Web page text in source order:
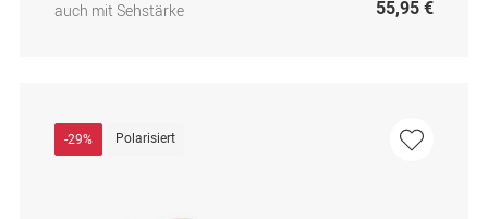
auch mit Sehstärke
55,95 €
-29% Polarisiert